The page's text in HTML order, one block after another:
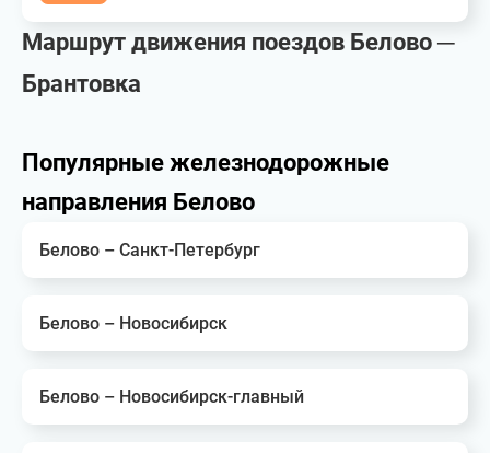
Маршрут движения поездов Белово ─
Брантовка
Популярные железнодорожные
направления Белово
Белово – Санкт-Петербург
Белово – Новосибирск
Белово – Новосибирск-главный